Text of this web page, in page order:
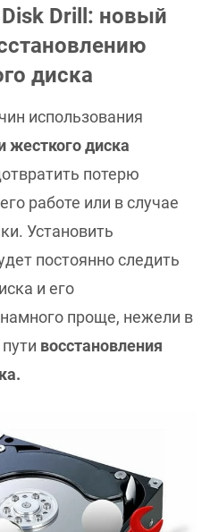
Drill: новый
диска
использования
жесткого диска
потерю
работе или в случае
Установить
постоянно следить
и его
проще, нежели в
восстановления